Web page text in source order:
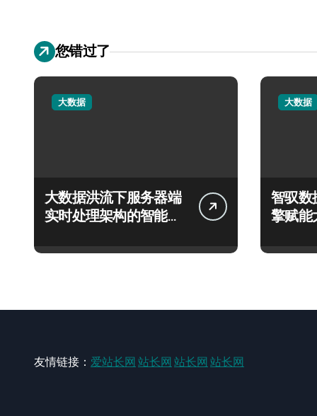
您错过了
大数据
大数据洪流下服务器端
实时处理架构的智能优
大数据
智驭数
擎赋能
友情链接： 爱站长网 站长网 站长网 站长网